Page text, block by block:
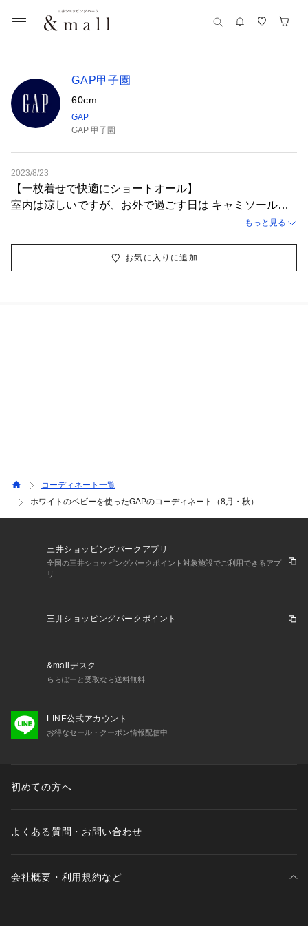
GAP甲子園
60cm
GAP
GAP 甲子園
2023/8/23
【一枚着せで快適にショートオール】
室内は涼しいですが、お外で過ごす日は キャミソール型
のボディーシャツがおすすめ涼しげに過ごせます♪ “スモ
日は、一枚着せ。 室内に入ったらカーディガンを着せま
す。 室内で過ごす日はボディシャツに重ね着すれば肩も
もっと見る
お気に入りに追加
コーディネート一覧
ホワイトのベビーを使ったGAPのコーディネート（8月・秋）
三井ショッピングパークアプリ
全国の三井ショッピングパークポイント対象施設でご利用できるアプ
リ
三井ショッピングパークポイント
&mallデスク
ららぽーと受取なら送料無料
LINE公式アカウント
お得なセール・クーポン情報配信中
初めての方へ
よくある質問・お問い合わせ
会社概要・利用規約など